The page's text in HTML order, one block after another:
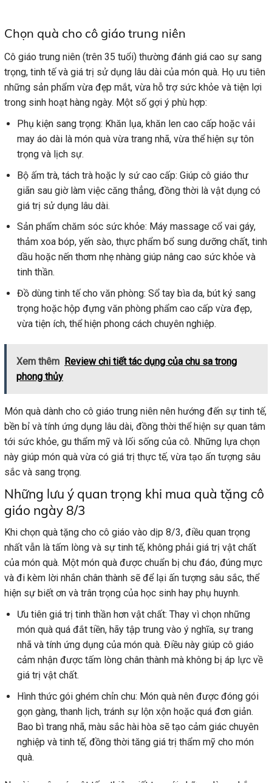
Chọn quà cho cô giáo trung niên
Cô giáo trung niên (trên 35 tuổi) thường đánh giá cao sự sang
trọng, tinh tế và giá trị sử dụng lâu dài của món quà. Họ ưu tiên
những sản phẩm vừa đẹp mắt, vừa hỗ trợ sức khỏe và tiện lợi
trong sinh hoạt hàng ngày. Một số gợi ý phù hợp:
Phụ kiện sang trọng: Khăn lụa, khăn len cao cấp hoặc vải
may áo dài là món quà vừa trang nhã, vừa thể hiện sự tôn
trọng và lịch sự.
Bộ ấm trà, tách trà hoặc ly sứ cao cấp: Giúp cô giáo thư
giãn sau giờ làm việc căng thẳng, đồng thời là vật dụng có
giá trị sử dụng lâu dài.
Sản phẩm chăm sóc sức khỏe: Máy massage cổ vai gáy,
thảm xoa bóp, yến sào, thực phẩm bổ sung dưỡng chất, tinh
dầu hoặc nến thơm nhẹ nhàng giúp nâng cao sức khỏe và
tinh thần.
Đồ dùng tinh tế cho văn phòng: Sổ tay bìa da, bút ký sang
trọng hoặc hộp đựng văn phòng phẩm cao cấp vừa đẹp,
vừa tiện ích, thể hiện phong cách chuyên nghiệp.
Xem thêm Review chi tiết tác dụng của chu sa trong
phong thủy
Món quà dành cho cô giáo trung niên nên hướng đến sự tinh tế,
bền bỉ và tính ứng dụng lâu dài, đồng thời thể hiện sự quan tâm
tới sức khỏe, gu thẩm mỹ và lối sống của cô. Những lựa chọn
này giúp món quà vừa có giá trị thực tế, vừa tạo ấn tượng sâu
sắc và sang trọng.
Những lưu ý quan trọng khi mua quà tặng cô
giáo ngày 8/3
Khi chọn quà tặng cho cô giáo vào dịp 8/3, điều quan trọng
nhất vẫn là tấm lòng và sự tinh tế, không phải giá trị vật chất
của món quà. Một món quà được chuẩn bị chu đáo, đúng mực
và đi kèm lời nhắn chân thành sẽ để lại ấn tượng sâu sắc, thể
hiện sự biết ơn và trân trọng của học sinh hay phụ huynh.
Ưu tiên giá trị tinh thần hơn vật chất: Thay vì chọn những
món quà quá đắt tiền, hãy tập trung vào ý nghĩa, sự trang
nhã và tính ứng dụng của món quà. Điều này giúp cô giáo
cảm nhận được tấm lòng chân thành mà không bị áp lực về
giá trị vật chất.
Hình thức gói ghém chỉn chu: Món quà nên được đóng gói
gọn gàng, thanh lịch, tránh sự lộn xộn hoặc quá đơn giản.
Bao bì trang nhã, màu sắc hài hòa sẽ tạo cảm giác chuyên
nghiệp và tinh tế, đồng thời tăng giá trị thẩm mỹ cho món
quà.